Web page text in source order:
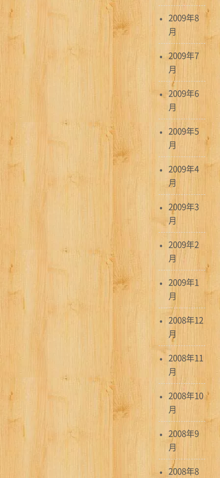
2009年8
月
2009年7
月
2009年6
月
2009年5
月
2009年4
月
2009年3
月
2009年2
月
2009年1
月
2008年12
月
2008年11
月
2008年10
月
2008年9
月
2008年8